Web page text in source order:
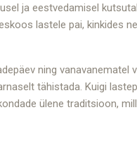
ja eestvedamisel
lastele pai, kinkides
ning vanavanematel
tähistada. Kuigi
ülene traditsioon,